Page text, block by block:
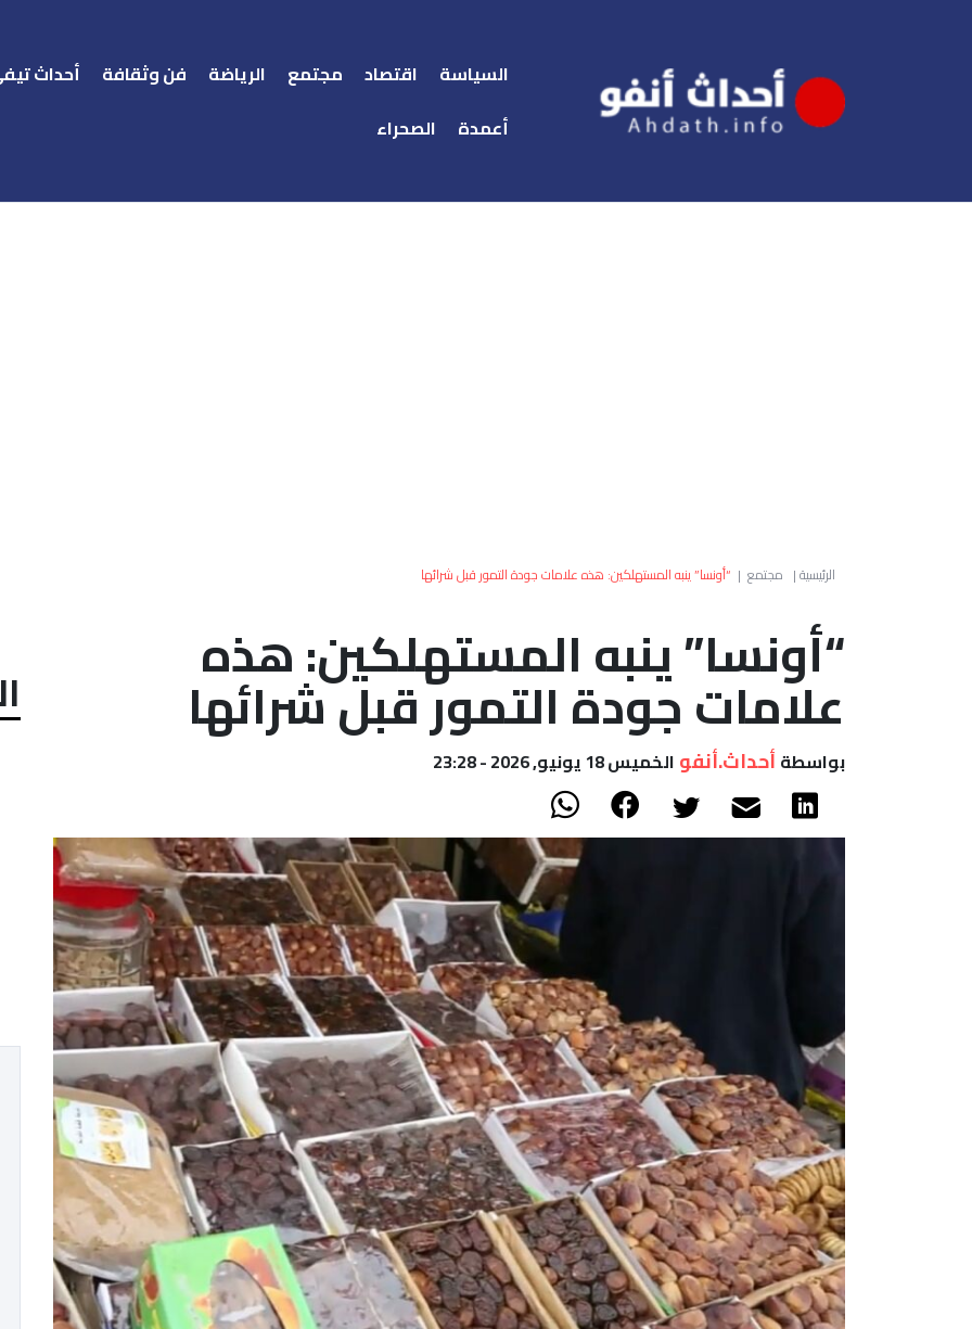
السياسة اقتصاد مجتمع الرياضة فن وثقافة أحداث
أعمدة
الصحراء
الرئيسية| مجتمع | “أونسا” ينبه المستهلكين: هذه علامات جودة التمور قبل شرائها
“أونسا” ينبه المستهلكين: هذه
علامات جودة التمور قبل شرائها
بواسطة أحداث.أنفو الخميس 18 يونيو, 2026 - 23:28